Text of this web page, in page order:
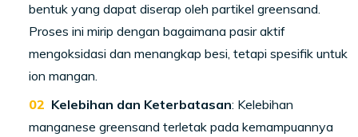
bentuk yang dapat diserap oleh partikel greensand.
Proses ini mirip dengan bagaimana pasir aktif
mengoksidasi dan menangkap besi, tetapi spesifik untuk
ion mangan.
Kelebihan dan Keterbatasan: Kelebihan
manganese greensand terletak pada kemampuannya